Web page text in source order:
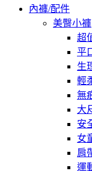
內褲/配件
美臀小褲
超
平
生
輕
無
大
安
女
肩
運